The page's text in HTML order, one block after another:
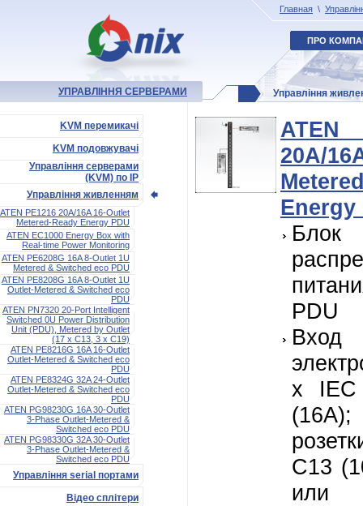
Главная \
ПРО
Управління
УПРАВЛІННЯ СЕРВЕРАМИ
KVM перемикачі
KVM подовжувачі
Управління серверами
(KVM) по IP
Управління живленням
ATEN PE1216 20A/16A 16-Outlet
Metered-Ready Energy PDU
ATEN EC1000 Energy Box with
Real-time Power Monitoring
ATEN PE6208G 16A 8-Outlet 1U
Metered & Switched eco PDU
ATEN PE8208G 16A 8-Outlet 1U
Outlet-Metered & Switched eco
PDU
ATEN PN7320 20-Port Intelligent
Switched 0U Power Distribution
Unit (PDU), Metered by Outlet
(17 x C13, 3 x C19)
ATEN PE8216G 16A 16-Outlet
Outlet-Metered & Switched eco
PDU
ATEN PE8324G 32A 24-Outlet
Outlet-Metered & Switched eco
PDU
ATEN PG98230G 16A 30-Outlet
3-Phase Outlet-Metered &
Switched eco PDU
ATEN PG98330G 32A 30-Outlet
3-Phase Outlet-Metered &
Switched eco PDU
Управління serial портами
Відео сплітери
20A/
Energy
Блок
PDU
Вход
x IEC
C13